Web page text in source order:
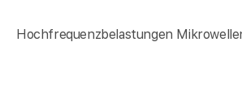
Hochfrequenzbelastungen